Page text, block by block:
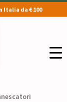
Italia da € 100